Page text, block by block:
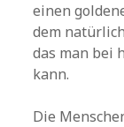
einen
dem
das man bei
kann.
Die